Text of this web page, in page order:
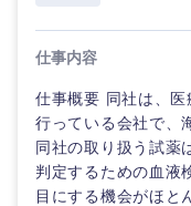
中国・四国地
鳥取県
仕事内容
仕事概要 同社は、
行っている会社で、
同社の取り扱う試薬
判定するための血液
目にする機会がほと